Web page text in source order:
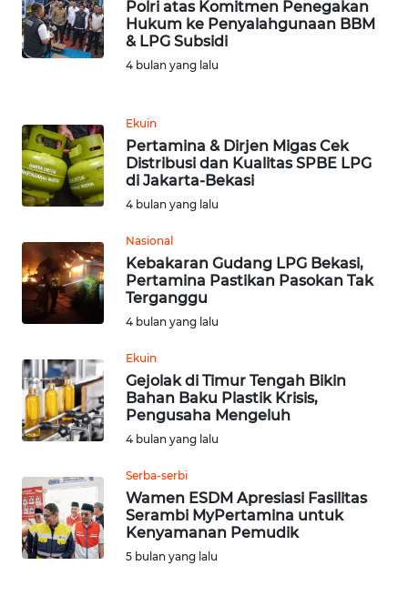
Polri atas Komitmen Penegakan
Hukum ke Penyalahgunaan BBM
& LPG Subsidi
4 bulan yang lalu
Ekuin
Pertamina & Dirjen Migas Cek
Distribusi dan Kualitas SPBE LPG
di Jakarta-Bekasi
4 bulan yang lalu
Nasional
Kebakaran Gudang LPG Bekasi,
Pertamina Pastikan Pasokan Tak
Terganggu
4 bulan yang lalu
Ekuin
Gejolak di Timur Tengah Bikin
Bahan Baku Plastik Krisis,
Pengusaha Mengeluh
4 bulan yang lalu
Serba-serbi
Wamen ESDM Apresiasi Fasilitas
Serambi MyPertamina untuk
Kenyamanan Pemudik
5 bulan yang lalu
WN
LAMPUNG
WN
JATENG
WN
NUSANTARA
WN
WN
JATIM
WN
KALBAR